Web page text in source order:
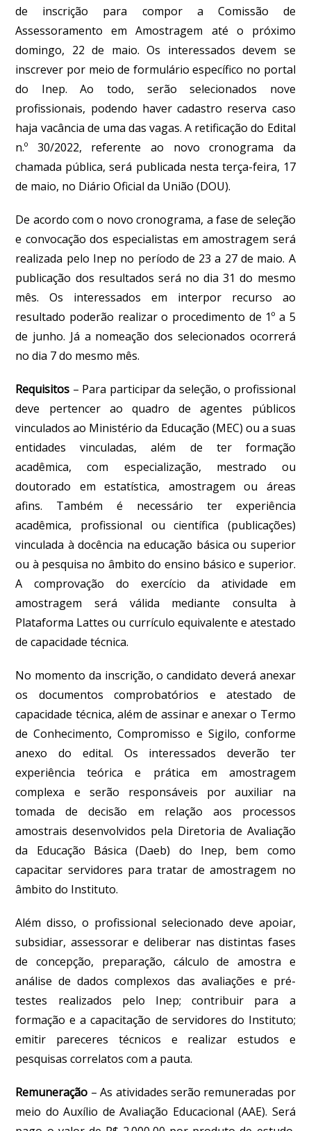
de inscrição para compor a Comissão de
Assessoramento em Amostragem até o próximo
domingo, 22 de maio. Os interessados devem se
inscrever por meio de formulário específico no portal
do Inep. Ao todo, serão selecionados nove
profissionais, podendo haver cadastro reserva caso
haja vacância de uma das vagas. A retificação do Edital
n.º 30/2022, referente ao novo cronograma da
chamada pública, será publicada nesta terça-feira, 17
de maio, no Diário Oficial da União (DOU).
De acordo com o novo cronograma, a fase de seleção
e convocação dos especialistas em amostragem será
realizada pelo Inep no período de 23 a 27 de maio. A
publicação dos resultados será no dia 31 do mesmo
mês. Os interessados em interpor recurso ao
resultado poderão realizar o procedimento de 1º a 5
de junho. Já a nomeação dos selecionados ocorrerá
no dia 7 do mesmo mês.
Requisitos – Para participar da seleção, o profissional
deve pertencer ao quadro de agentes públicos
vinculados ao Ministério da Educação (MEC) ou a suas
entidades vinculadas, além de ter formação
acadêmica, com especialização, mestrado ou
doutorado em estatística, amostragem ou áreas
afins. Também é necessário ter experiência
acadêmica, profissional ou científica (publicações)
vinculada à docência na educação básica ou superior
ou à pesquisa no âmbito do ensino básico e superior.
A comprovação do exercício da atividade em
amostragem será válida mediante consulta à
Plataforma Lattes ou currículo equivalente e atestado
de capacidade técnica.
No momento da inscrição, o candidato deverá anexar
os documentos comprobatórios e atestado de
capacidade técnica, além de assinar e anexar o Termo
de Conhecimento, Compromisso e Sigilo, conforme
anexo do edital. Os interessados deverão ter
experiência teórica e prática em amostragem
complexa e serão responsáveis por auxiliar na
tomada de decisão em relação aos processos
amostrais desenvolvidos pela Diretoria de Avaliação
da Educação Básica (Daeb) do Inep, bem como
capacitar servidores para tratar de amostragem no
âmbito do Instituto.
Além disso, o profissional selecionado deve apoiar,
subsidiar, assessorar e deliberar nas distintas fases
de concepção, preparação, cálculo de amostra e
análise de dados complexos das avaliações e pré-
testes realizados pelo Inep; contribuir para a
formação e a capacitação de servidores do Instituto;
emitir pareceres técnicos e realizar estudos e
pesquisas correlatos com a pauta.
Remuneração –As atividades serão remuneradas por
meio do Auxílio de Avaliação Educacional (AAE). Será